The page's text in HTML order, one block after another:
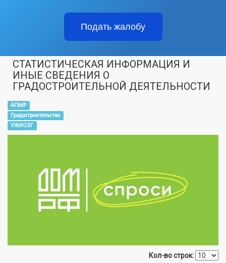
Подать жалобу
СТАТИСТИЧЕСКАЯ ИНФОРМАЦИЯ И
ИНЫЕ СВЕДЕНИЯ О
ГРАДОСТРОИТЕЛЬНОЙ ДЕЯТЕЛЬНОСТИ
АПМР
Градостроительство
УЖИОЗГ
Кол-во строк: